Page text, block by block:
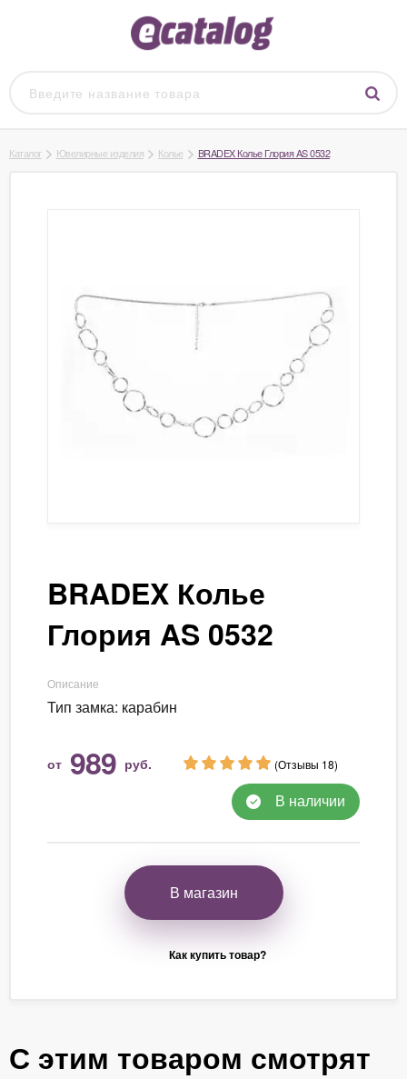
Каталог Ювелирные изделия Колье BRADEX Колье Глория AS 0532
BRADEX Колье
Глория AS 0532
Описание
Тип замка: карабин
от 989 руб. (Отзывы 18)
В наличии
В магазин
Как купить товар?
С этим товаром смотрят